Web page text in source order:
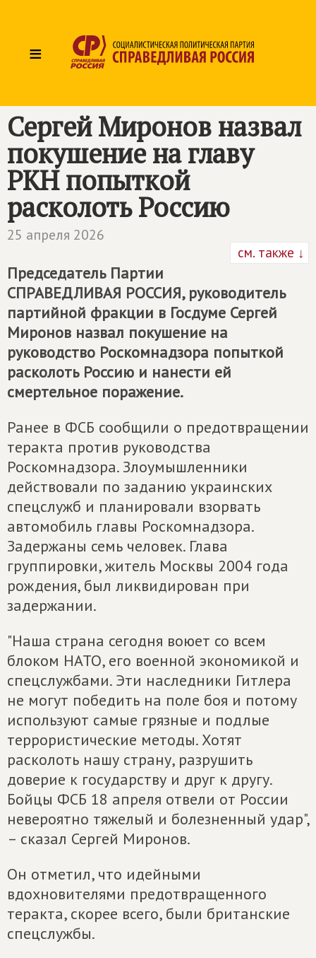
≡
Сергей Миронов назвал
покушение на главу
РКН попыткой
расколоть Россию
25 апреля 2026
см. также ↓
Председатель Партии
СПРАВЕДЛИВАЯ РОССИЯ, руководитель
партийной фракции в Госдуме Сергей
Миронов назвал покушение на
руководство Роскомнадзора попыткой
расколоть Россию и нанести ей
смертельное поражение.
Ранее в ФСБ сообщили о предотвращении
теракта против руководства
Роскомнадзора. Злоумышленники
действовали по заданию украинских
спецслужб и планировали взорвать
автомобиль главы Роскомнадзора.
Задержаны семь человек. Глава
группировки, житель Москвы 2004 года
рождения, был ликвидирован при
задержании.
"Наша страна сегодня воюет со всем
блоком НАТО, его военной экономикой и
спецслужбами. Эти наследники Гитлера
не могут победить на поле боя и потому
используют самые грязные и подлые
террористические методы. Хотят
расколоть нашу страну, разрушить
доверие к государству и друг к другу.
Бойцы ФСБ 18 апреля отвели от России
невероятно тяжелый и болезненный удар",
– сказал Сергей Миронов.
Он отметил, что идейными
вдохновителями предотвращенного
теракта, скорее всего, были британские
спецслужбы.